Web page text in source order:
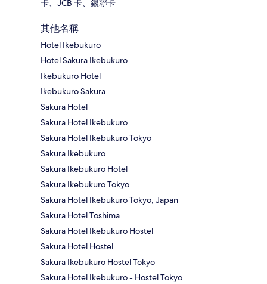
卡、JCB 卡、銀聯卡
其他名稱
Hotel Ikebukuro
Hotel Sakura Ikebukuro
Ikebukuro Hotel
Ikebukuro Sakura
Sakura Hotel
Sakura Hotel Ikebukuro
Sakura Hotel Ikebukuro Tokyo
Sakura Ikebukuro
Sakura Ikebukuro Hotel
Sakura Ikebukuro Tokyo
Sakura Hotel Ikebukuro Tokyo, Japan
Sakura Hotel Toshima
Sakura Hotel Ikebukuro Hostel
Sakura Hotel Hostel
Sakura Ikebukuro Hostel Tokyo
Sakura Hotel Ikebukuro - Hostel Tokyo